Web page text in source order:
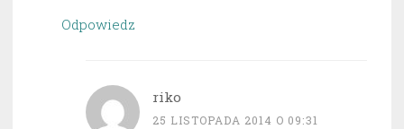
Odpowiedz
riko
25 LISTOPADA 2014 O 09:31